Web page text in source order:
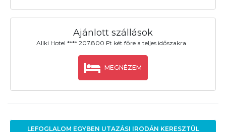
Ajánlott szállások
Aliki Hotel **** 207.800 Ft két főre a teljes időszakra
MEGNÉZEM
LEFOGLALOM EGYBEN UTAZÁSI IRODÁN KERESZTÜL